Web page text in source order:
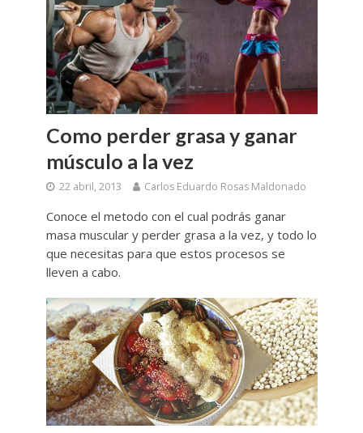
Como perder grasa y ganar
músculo a la vez
22 abril, 2013 Carlos Eduardo Rosas Maldonado
Conoce el metodo con el cual podrás ganar
masa muscular y perder grasa a la vez, y todo lo
que necesitas para que estos procesos se
lleven a cabo.